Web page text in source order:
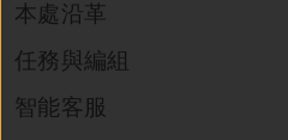
本處沿革
任務與編組
智能客服